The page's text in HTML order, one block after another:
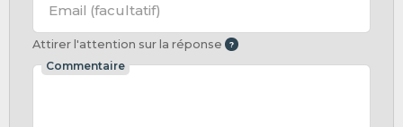
Email (facultatif)
Attirer l'attention sur la réponse
Commentaire